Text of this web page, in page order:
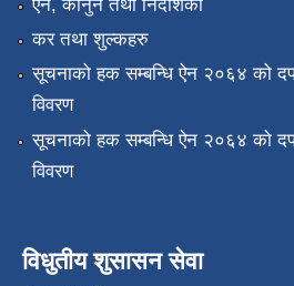
ऐन, कानुन तथा निर्देशिका
कर तथा शुल्कहरु
सूचनाको हक सम्बन्धि ऐन २०६४ को
विवरण
सूचनाको हक सम्बन्धि ऐन २०६४ को
विवरण
विधुतीय शुसासन सेवा